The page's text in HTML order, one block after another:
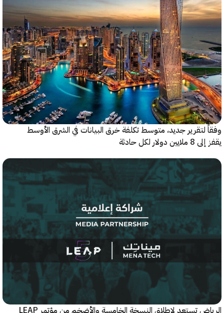
جديد، متوسط تكلفة خرق البيانات في الشرق الأوسط
لكل حادثة
الرياض تستعد لإطلاق النسخة الخامسة والأضخم من مؤتمر LEAP